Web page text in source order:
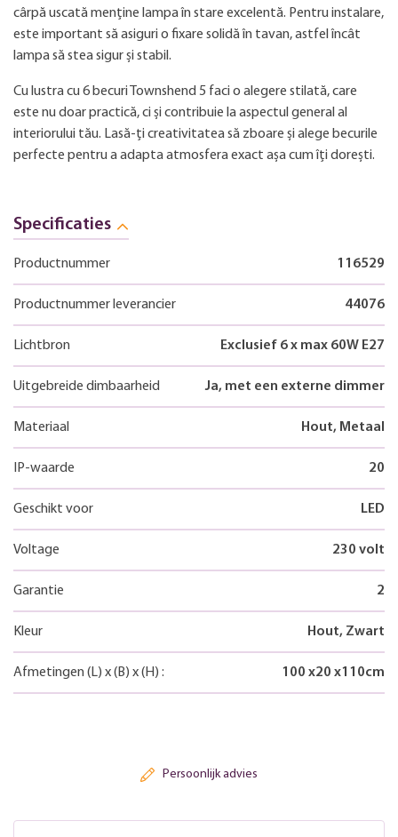
cârpă uscată menține lampa în stare excelentă. Pentru instalare,
este important să asiguri o fixare solidă în tavan, astfel încât
lampa să stea sigur și stabil.
Cu lustra cu 6 becuri Townshend 5 faci o alegere stilată, care
este nu doar practică, ci și contribuie la aspectul general al
interiorului tău. Lasă-ți creativitatea să zboare și alege becurile
perfecte pentru a adapta atmosfera exact așa cum îți dorești.
Specificaties
Productnummer 116529
Productnummer leverancier 44076
Lichtbron Exclusief 6 x max 60W E27
Uitgebreide dimbaarheid Ja, met een externe dimmer
Materiaal Hout, Metaal
IP-waarde 20
Geschikt voor LED
Voltage 230 volt
Garantie 2
Kleur Hout, Zwart
Afmetingen (L) x(B) x(H) : 100 x20 x110cm
Persoonlijk advies